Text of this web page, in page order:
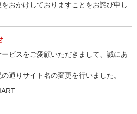
おかけしておりますことをお詫び申し
ビスをご愛顧いただきまして、誠にあ
通りサイト名の変更を行いました。